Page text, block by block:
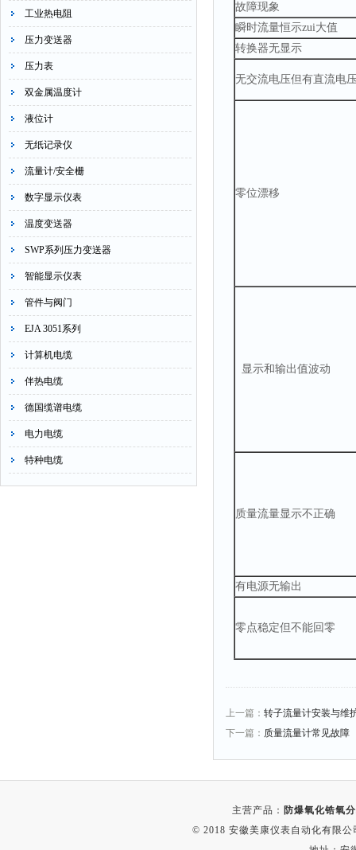
工业热电阻
压力变送器
压力表
双金属温度计
液位计
无纸记录仪
流量计/安全栅
数字显示仪表
温度变送器
SWP系列压力变送器
智能显示仪表
管件与阀门
EJA 3051系列
计算机电缆
伴热电缆
德国缆谱电缆
电力电缆
特种电缆
故障现象
瞬时流量恒示zui大值
转换器无显示
无交流电压但有直流电
零位漂移
显示和输出值波动
质量流量显示不正确
有电源无输出
零点稳定但不能回零
上一篇： 转子流量计安装与维
下一篇： 质量流量计常见故障
主营产品： 防爆氧化锆氧
© 2018 安徽美康仪表自动化有限